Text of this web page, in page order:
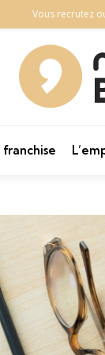
franchise
Vous recrutez